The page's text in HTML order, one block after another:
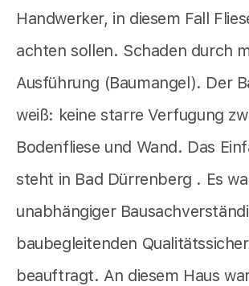
Handwerker, in diesem Fall
achten sollen. Schaden durch
Ausführung (Baumangel). Der
weiß: keine starre Verfugung
Bodenfliese und Wand. Das
steht in Bad Dürrenberg . Es
unabhängiger
baubegleitenden
beauftragt. An diesem Haus